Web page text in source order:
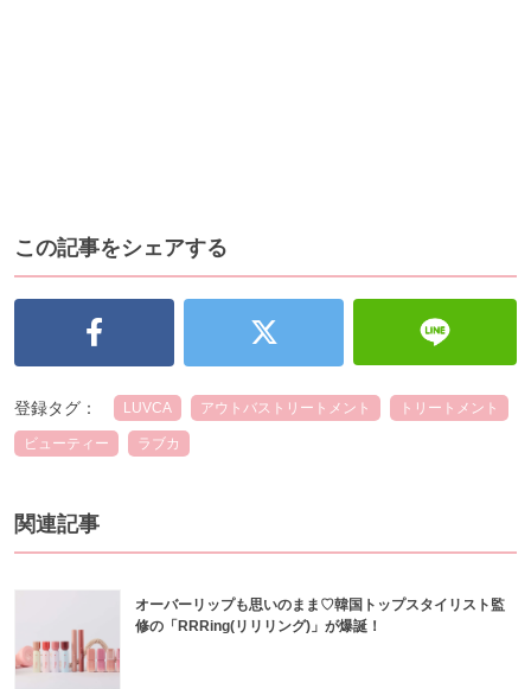
この記事をシェアする
登録タグ： LUVCA アウトバストリートメント トリートメント
ビューティー ラブカ
関連記事
オーバーリップも思いのまま♡韓国トップスタイリスト監
修の「RRRing(リリリング)」が爆誕！